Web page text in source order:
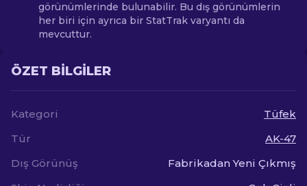
görünümlerinde bulunabilir. Bu dış görünümlerin
her biri için ayrıca bir StatTrak varyantı da
mevcuttur.
ÖZET BILGILER
Kategori
Tüfek
Tür
AK-47
Dış Görünüş
Fabrikadan Yeni Çıkmış